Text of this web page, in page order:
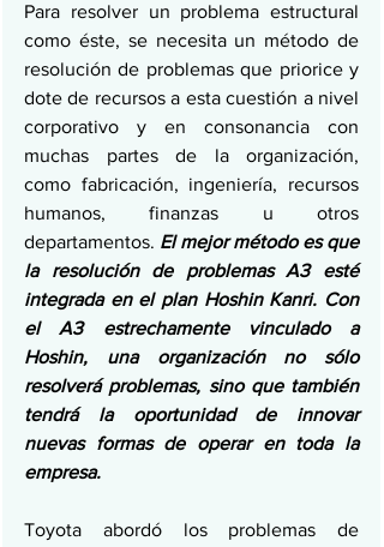
Para resolver un problema estructural
como éste, se necesita un método de
resolución de problemas que priorice y
dote de recursos a esta cuestión a nivel
corporativo y en consonancia con
muchas partes de la organización,
como fabricación, ingeniería, recursos
humanos, finanzas u otros
departamentos. El mejor método es que
la resolución de problemas A3 esté
integrada en el plan Hoshin Kanri. Con
el A3 estrechamente vinculado a
Hoshin, una organización no sólo
resolverá problemas, sino que también
tendrá la oportunidad de innovar
nuevas formas de operar en toda la
empresa.
Toyota abordó los problemas de